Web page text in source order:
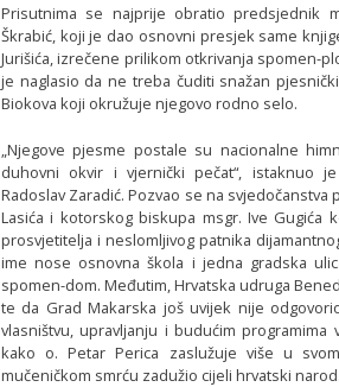
Prisutnima se najprije obratio predsjednik
Škrabić, koji je dao osnovni presjek same
Jurišića, izrečene prilikom otkrivanja spomen-
je naglasio da ne treba čuditi snažan
Biokova koji okružuje njegovo rodno selo.
„Njegove pjesme postale su nacionalne
duhovni okvir i vjernički pečat“, istaknuo
Radoslav Zaradić. Pozvao se na
Lasića i kotorskog biskupa msgr. Ive Gugića
prosvjetitelja i neslomljivog patnika
ime nose osnovna škola i jedna gradska
spomen-dom. Međutim, Hrvatska udruga
te da Grad Makarska još uvijek nije
vlasništvu, upravljanju i budućim
kako o. Petar Perica zaslužuje više u
mučeničkom smrću zadužio cijeli hrvatski